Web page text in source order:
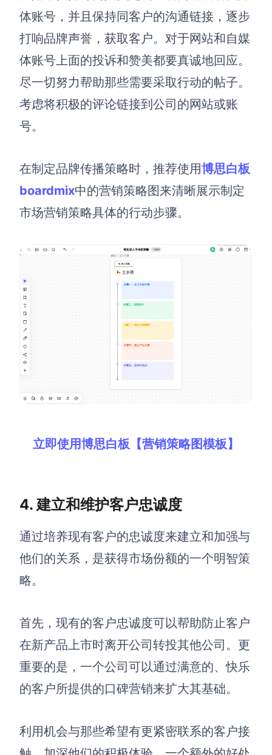
体账号，并且保持同客户的沟通链接，逐步
打响品牌声誉，获取客户。对于网站和自媒
体账号上面的投诉和赞美都要真诚地回应。
尽一切努力帮助那些需要采取行动的帖子。
考虑将积极的评论链接到公司的网站或账
号。
在制定品牌传播策略时，推荐使用博思白板
boardmix中的营销策略图来清晰展示制定
市场营销策略具体的行动步骤。
立即使用博思白板【营销策略图模板】
4. 建立和维护客户忠诚度
通过培养现有客户的忠诚度来建立和加强与
他们的关系 ，是获得市场份额的一个明智策
略。
首先，现有的客户忠诚度可以帮助防止客户
在新产品上市时离开公司转投其他公司。更
重要的是，一个公司可以通过满意的、快乐
的客户所提供的口碑营销来扩大其基础。
利用机会与那些希望有更紧密联系的客户接